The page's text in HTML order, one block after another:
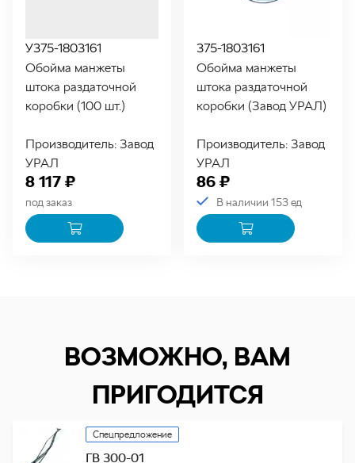
У375-1803161
Обойма манжеты
штока раздаточной
коробки (100 шт.)
Производитель: Завод
УРАЛ
8 117 ₽
под заказ
375-1803161
Обойма манжеты
штока раздаточной
коробки (Завод УРАЛ)
Производитель: Завод
УРАЛ
86 ₽
В наличии 153 ед
ВОЗМОЖНО, ВАМ
ПРИГОДИТСЯ
Спецпредложение
ГВ 300-01